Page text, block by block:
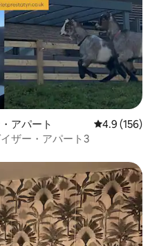
アパート レビュー156
4.9 (156)
ザー・アパート3